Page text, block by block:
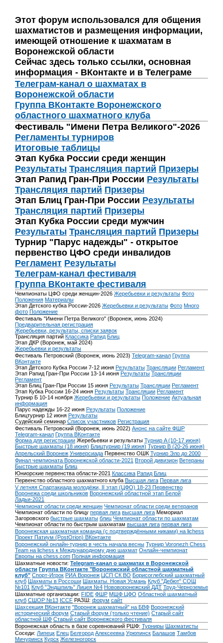
Этот форум использовался для общения
шахматистов и размещения информации,
имеющей отношение к шахматам в
Воронежской области
Сейчас здесь только ссылки, основная
информация - ВКонтакте и в Телеграме
Телеграм-канал о шахматах в
Воронежской области
Группа ВКонтакте Воронежского
областного шахматного клуба
Фестиваль "Имени Петра Великого"-2026
Регламенты турниров
Итоговые таблицы
Этап Кубка России среди женщин
Результаты Трансляция партий Призеры
Этап Рапид Гран-При России Результаты
Трансляция партий Призеры
Этап Блиц Гран-При России Результаты
Трансляция партий Призеры
Этап Кубка России среди мужчин
Результаты Трансляция партий Призеры
Турнир "Парус надежды" - открытое
первенство ЦФО среди инвалидов
Регламент Результаты
Телеграм-канал фестиваля
Группа ВКонтакте фестиваля
Чемпионаты ЦФО среди женщин-2026 Жеребьевки и результаты Фото
Положения Материалы
Этап Детского кубка России-2026 Жеребьевки и результаты Фото Много
фото Положение
Фестиваль "Имени Петра Великого" (Воронеж, июнь 2024)
Предварительная регистрация
Жеребьевки, результаты, списки заявок
Трансляция партий Классика Рапид Блиц
Этап ДКР (Воронеж, май 2024)
Жеребьевки и результаты
Фестиваль Петровский (Воронеж, июнь 2023) Telegram-канал Группа
ВКонтакте
Этап Детского Кубка России 7-12 июня Результаты Трансляции Регламент
Этап Рапид Гран-При России 13-14 июня Результаты Трансляции
Регламент
Этап Блиц Гран-При России 15 июня Результаты Трансляции Регламент
Этап Кубка России 16-24 июня Результаты Трансляции Регламент
Турнир Б 10-14 ноября Жеребьевки и результаты Положение Актуальная
информация
Парус надежды 16-22 июня Результаты Положение
Блицтурнир 12 июня Результаты
Судейский семинар Список участников Регистрация
Фестиваль Петровский (Воронеж, июнь 2022) Анонс на сайте ФШР
Telegram-канал Группа ВКонтакте
Форма для регистрации Жеребьевки и результаты Турнир A (10-17 июня)
Быстрые шахматы (18 июня) Блицтурнир (19 июня) Турнир B (20-26 июня)
Апрельский Воронеж Универсиада Первенство ОШК Турнир Эло до 2000
Финал чемпионата Воронежской области-2021 Второй дивизион Ветераны
Быстрые шахматы Блиц
Юниорские первенства области-2021 Классика Рапид Блиц
Первенство областного шахматного клуба Высшая лига Первая лига
V летняя Спартакиада молодёжи, II этап (ЦФО) 18-23 Первенство
Воронежа среди школьников Воронежский областной этап Белой
Ладьи-2021
Чемпионат области среди женщин Чемпионат области среди ветеранов
Чемпионат области по блицу первая лига высшая лига Мемориал
Загоровского быстрые шахматы блиц Чемпионат области по шахматам
Чемпионат области по быстрым шахматам высшая лига первая лига
Воронежская шахматная команда (с подтверждёнными никами) на lichess
Проект Патиум (PostOrion) ВКонтакте
Воронежский онлайн-турнир в честь начала весны Турнир Voronezh Chess
Team на lichess к Международному дню шахмат Онлайн-чемпионат
Европы на chess.com Полная информация
Шахматные новости: Telegram-канал о шахматах в Воронежской
области Группа ВКонтакте "Воронежский областной шахматный
клуб" Спорт-Игрок РИА Воронеж ЦСП СК ВО Борисоглебский шахматный
клуб Шахматы в Россоши Шахматы. Новая Усмань Клуб "Дебют" СОШ
№101 Клуб "Эндшпиль" Лицея №4 Нововоронежский ДДТ Труд-Черноземье
Шахматные организации: FIDE ФШР МШФ ЦФО Областной шахматный
клуб СШОР №13 ICCF РАЗШ: форум сайт
Шахсекция ВКонтакте "Воронеж шахматный" на БВФ Воронежский
исторический форум Cтарый форум (только чтение) Старый сайт
областной ШФ Старый сайт Воронежского фестиваля
Воронежская область в базе соревнований РШФ: Турниры Шахматисты
Соседи: Липецк Елец Белгород Алексеевка Урюпинск Балашов Тамбов
Мичуринск Курск Железногорск